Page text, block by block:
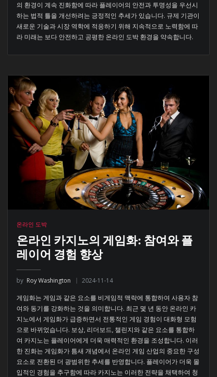
의 환경이 계속 진화함에 따라 플레이어의 안전과 투명성을 우선시
하는 법적 틀을 개선하려는 긍정적인 추세가 있습니다. 규제 기관이
새로운 기술과 시장 역학에 적응하기 위해 지속적으로 노력함에 따
라 미래는 보다 안전하고 공평한 온라인 도박 환경을 약속합니다.
온라인 도박
온라인 카지노의 게임화: 참여와 플
레이어 경험 향상
by Roy Washington 2024-11-14
게임화는 게임과 같은 요소를 비게임적 맥락에 통합하여 사용자 참
여와 동기를 강화하는 것을 의미합니다. 최근 몇 년 동안 온라인 카
지노에서 게임화가 급증하면서 전통적인 게임 경험이 대화형 모험
으로 바뀌었습니다. 보상, 리더보드, 챌린지와 같은 요소를 통합하
여 카지노는 플레이어에게 더욱 매력적인 환경을 조성합니다. 이러
한 진화는 게임화가 틈새 개념에서 온라인 게임 산업의 중요한 구성
요소로 전환된 더 광범위한 추세를 반영합니다. 플레이어가 더욱 몰
입적인 경험을 추구함에 따라 카지노는 이러한 전략을 채택하여 청